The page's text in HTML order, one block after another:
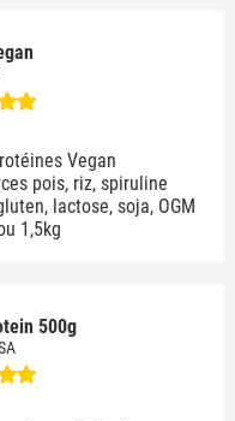
Vegan
pois, riz, spiruline
lactose, soja, OGM
1,5kg
500g